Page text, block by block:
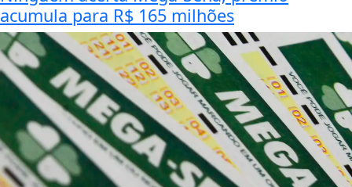
acumula para R$ 165 milhões